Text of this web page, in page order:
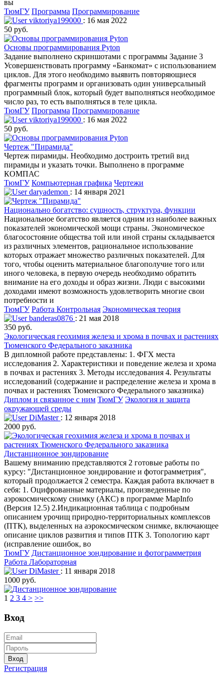
вы
ТюмГУ Программа Программирование
viktoriya199000 : 16 мая 2022
50 руб.
Основы программирования Pyton
Задание выполнено скриншотами с программы Задание 3
Усовершенствовать программу «Банкомат» с использованием
циклов. Для этого необходимо выявить повторяющиеся
фрагменты программ и организовать один универсальный
программный блок, который будет выполняться необходимое
число раз, то есть выполняться в теле цикла.
ТюмГУ Программа Программирование
viktoriya199000 : 16 мая 2022
50 руб.
Чертеж "Пирамида"
Чертеж пирамиды. Необходимо достроить третий вид
пирамиды и указать точки. Выполнено в программе
КОМПАС
ТюмГУ Компьютерная графика Чертежи
daryademon : 14 января 2021
Национально богатство: сущность, структура, функции
Национальное богатство является одним из наиболее важных
показателей экономической мощи страны. Экономическое
благосостояние общества той или иной страны складывается
из различных элементов, рациональное использование
которых отражает множество различных показателей. Для
того, чтобы оценить материальное благополучие того или
иного человека, в первую очередь необходимо обратить
внимание на его доходы и образ жизни. Люди с высокими
доходами имеют возможность удовлетворить многие свои
потребности и
ТюмГУ Работа Контрольная Экономическая теория
banderas0876 : 21 мая 2018
350 руб.
Экологическая геохимия железа и хрома в почвах и растениях
Тюменского Федерального заказника
В дипломной работе представлены: 1. ФГХ места
исследования 2. Характеристики и поведение железа и хрома
в почвах и растениях 3. Методы исследования 4. Результаты
исследований (содержание и распределение железа и хрома в
почвах и растениях Тюменского Федерального заказника)
Диплом и связанное с ним ТюмГУ Экология и защита
окружающей среды
DiMaster : 12 января 2018
2000 руб.
Дистанционное зондирование
Вашему вниманию представляются 2 готовые работы по
курсу: "Дистанционное зондирование и фотограмметрия",
который продолжается 2 семестра. Каждая работа включает в
себя: 1. Оцифрованные материалы, произведенные по
аэрокосмическому снимку (АКС) в программе MapInfo
(Версия 12.5) 2.Индикационная таблица с подробным
описанием урочищ природно-территориальных комплексов
(ПТК), выделенных на аэрокосмическом снимке, включающее
описание циклов развития и типов ПТК 3. Топологию карт
(исправление ошибок, во
ТюмГУ Дистанционное зондирование и фотограмметрия
Работа Лабораторная
DiMaster : 11 января 2018
1000 руб.
1 2 3 4 > >>
Вход
Вход
Регистрация